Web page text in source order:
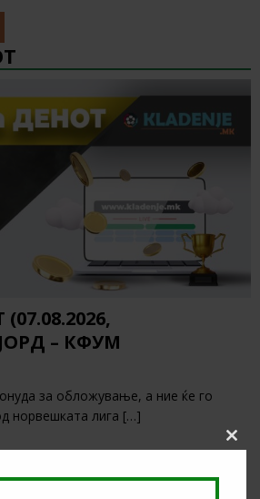
– КФУМ
за обложување, а ние ќе го
норвешката лига […]
Close